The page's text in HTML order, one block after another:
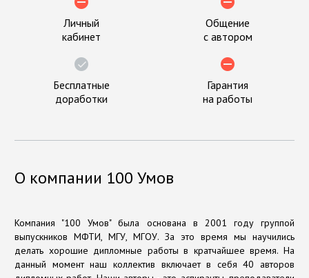
Личный
кабинет
Общение
с автором
Бесплатные
доработки
Гарантия
на работы
О компании 100 Умов
Компания "100 Умов" была основана в 2001 году группой
выпускников МФТИ, МГУ, МГОУ. За это время мы научились
делать хорошие дипломные работы в кратчайшее время. На
данный момент наш коллектив включает в себя 40 авторов